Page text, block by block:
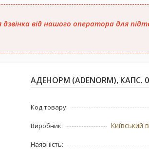
від нашого оператора для
АДЕНОРМ (ADENORM), КАПС.
Код товару:
Виробник: Київський
Наявність: